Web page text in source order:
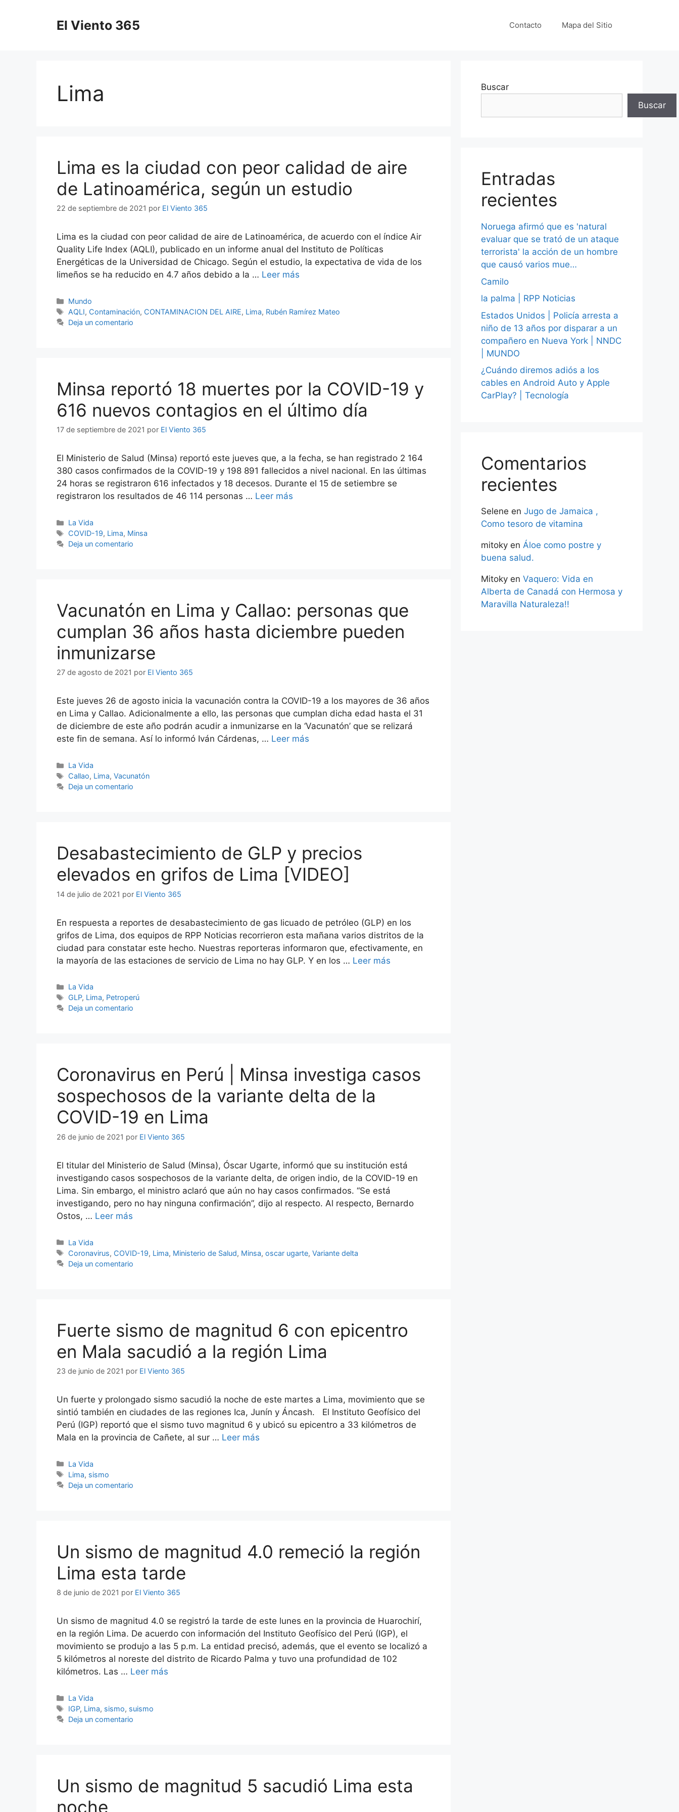
El Viento 365 Contacto Mapa del Sitio
Lima
Lima es la ciudad con peor calidad de aire
de Latinoamérica, según un estudio
22 de septiembre de 2021 por El Viento 365
Lima es la ciudad con peor calidad de aire de Latinoamérica, de acuerdo con el índice Air
Quality Life Index (AQLI), publicado en un informe anual del Instituto de Políticas
Energéticas de la Universidad de Chicago. Según el estudio, la expectativa de vida de los
limeños se ha reducido en 4.7 años debido a la … Leer más
Categorías
Mundo
Etiquetas
AQLI, Contaminación, CONTAMINACION DEL AIRE, Lima, Rubén Ramírez Mateo
Deja un comentario
Minsa reportó 18 muertes por la COVID-19 y
616 nuevos contagios en el último día
17 de septiembre de 2021 por El Viento 365
El Ministerio de Salud (Minsa) reportó este jueves que, a la fecha, se han registrado 2 164
380 casos confirmados de la COVID-19 y 198 891 fallecidos a nivel nacional. En las últimas
24 horas se registraron 616 infectados y 18 decesos. Durante el 15 de setiembre se
registraron los resultados de 46 114 personas … Leer más
Categorías
La Vida
Etiquetas
COVID-19, Lima, Minsa
Deja un comentario
Vacunatón en Lima y Callao: personas que
cumplan 36 años hasta diciembre pueden
inmunizarse
27 de agosto de 2021 por El Viento 365
Este jueves 26 de agosto inicia la vacunación contra la COVID-19 a los mayores de 36 años
en Lima y Callao. Adicionalmente a ello, las personas que cumplan dicha edad hasta el 31
de diciembre de este año podrán acudir a inmunizarse en la ‘Vacunatón’ que se relizará
este fin de semana. Así lo informó Iván Cárdenas, … Leer más
Categorías
La Vida
Etiquetas
Callao, Lima,Vacunatón
Deja un comentario
Desabastecimiento de GLP y precios
elevados en grifos de Lima [VIDEO]
14 de julio de 2021 por El Viento 365
En respuesta a reportes de desabastecimiento de gas licuado de petróleo (GLP) en los
grifos de Lima, dos equipos de RPP Noticias recorrieron esta mañana varios distritos de la
ciudad para constatar este hecho. Nuestras reporteras informaron que, efectivamente, en
la mayoría de las estaciones de servicio de Lima no hay GLP. Y en los … Leer más
Categorías
La Vida
Etiquetas
GLP, Lima, Petroperú
Deja un comentario
Coronavirus en Perú | Minsa investiga casos
sospechosos de la variante delta de la
COVID-19 en Lima
26 de junio de 2021 por El Viento 365
El titular del Ministerio de Salud (Minsa), Óscar Ugarte, informó que su institución está
investigando casos sospechosos de la variante delta, de origen indio, de la COVID-19 en
Lima. Sin embargo, el ministro aclaró que aún no hay casos confirmados. “Se está
investigando, pero no hay ninguna confirmación”, dijo al respecto. Al respecto, Bernardo
Ostos, … Leer más
Categorías
La Vida
Etiquetas
Coronavirus, COVID-19, Lima, Ministerio de Salud, Minsa,oscar ugarte,Variante delta
Deja un comentario
Fuerte sismo de magnitud 6 con epicentro
en Mala sacudió a la región Lima
23 de junio de 2021 por El Viento 365
Un fuerte y prolongado sismo sacudió la noche de este martes a Lima, movimiento que se
sintió también en ciudades de las regiones Ica, Junín y Áncash. El Instituto Geofísico del
Perú (IGP) reportó que el sismo tuvo magnitud 6 y ubicó su epicentro a 33 kilómetros de
Mala en la provincia de Cañete, al sur … Leer más
Categorías
La Vida
Etiquetas
Lima, sismo
Deja un comentario
Un sismo de magnitud 4.0 remeció la región
Lima esta tarde
8 de junio de 2021 por El Viento 365
Un sismo de magnitud 4.0 se registró la tarde de este lunes en la provincia de Huarochirí,
en la región Lima. De acuerdo con información del Instituto Geofísico del Perú (IGP), el
movimiento se produjo a las 5 p.m. La entidad precisó, además, que el evento se localizó a
5 kilómetros al noreste del distrito de Ricardo Palma y tuvo una profundidad de 102
kilómetros. Las … Leer más
Categorías
La Vida
Etiquetas
IGP, Lima, sismo, suismo
Deja un comentario
Un sismo de magnitud 5 sacudió Lima esta
noche
Buscar
Buscar
Entradas
recientes
Noruega afirmó que es 'natural
evaluar que se trató de un ataque
terrorista' la acción de un hombre
que causó varios mue…
Camilo
la palma | RPP Noticias
Estados Unidos | Policía arresta a
niño de 13 años por disparar a un
compañero en Nueva York | NNDC
| MUNDO
¿Cuándo diremos adiós a los
cables en Android Auto y Apple
CarPlay? | Tecnología
Comentarios
recientes
Selene en Jugo de Jamaica ,
Como tesoro de vitamina
mitoky en Áloe como postre y
buena salud.
Mitoky en Vaquero: Vida en
Alberta de Canadá con Hermosa y
Maravilla Naturaleza!!